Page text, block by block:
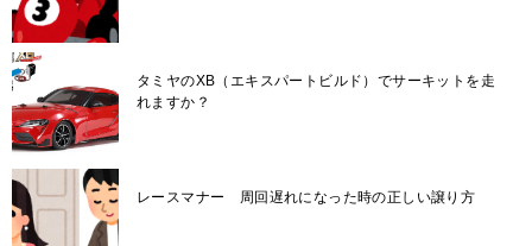
タミヤのXB（エキスパートビルド）でサーキットを走
れますか？
レースマナー 周回遅れになった時の正しい譲り方